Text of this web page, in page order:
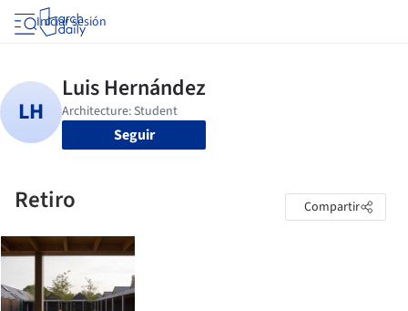
Iniciar sesión
Seguir
Retiro Compartir